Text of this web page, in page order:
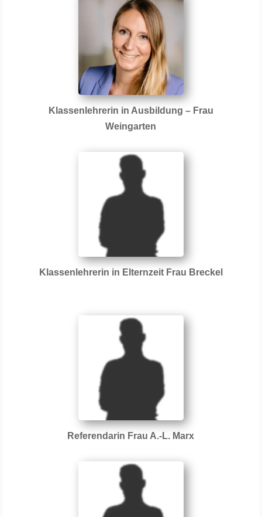
Klassenlehrerin in Ausbildung – Frau
Weingarten
Klassenlehrerin in Elternzeit Frau Breckel
Referendarin Frau A.-L. Marx